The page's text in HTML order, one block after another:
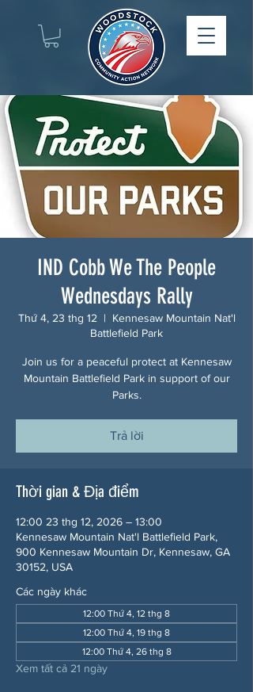
IND Cobb We The People
Wednesdays Rally
Thứ 4, 23 thg 12
  |
Kennesaw Mountain Nat'l
Battlefield Park
Join us for a peaceful protect at Kennesaw
Mountain Battlefield Park in support of our
Parks.
Trả lời
Thời gian & Địa điểm
12:00 23 thg 12, 2026 – 13:00
Kennesaw Mountain Nat'l Battlefield Park,
900 Kennesaw Mountain Dr, Kennesaw, GA
30152, USA
Các ngày khác
12:00 Thứ 4, 12 thg 8
12:00 Thứ 4, 19 thg 8
12:00 Thứ 4, 26 thg 8
Xem tất cả 21 ngày